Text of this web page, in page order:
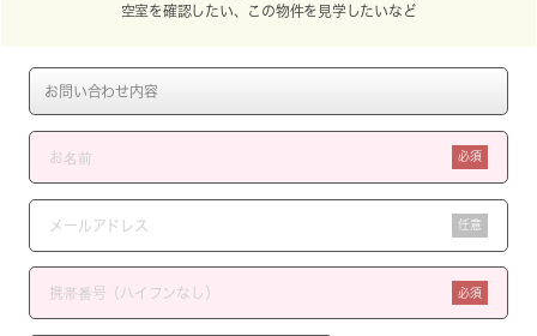
空室を確認したい、この物件を見学したいなど
必須
任意
必須